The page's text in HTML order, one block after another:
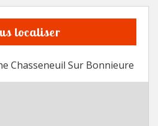
localiser
Chasseneuil Sur Bonnieure